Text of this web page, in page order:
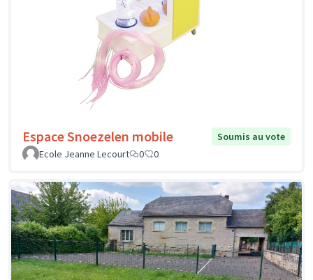
Espace Snoezelen mobile
Soumis au vote
Ecole Jeanne Lecourt
0 0